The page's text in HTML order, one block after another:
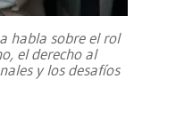
habla sobre el rol
el derecho al
y los desafíos